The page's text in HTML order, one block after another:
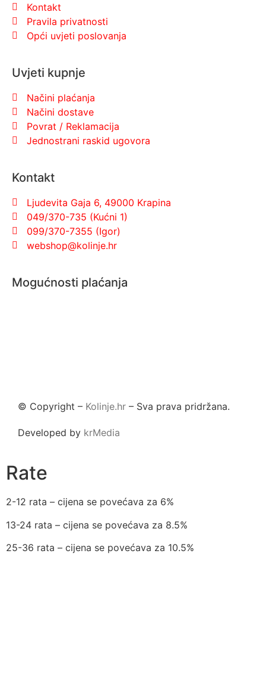
Kontakt
Pravila privatnosti
Opći uvjeti poslovanja
Uvjeti kupnje
Načini plaćanja
Načini dostave
Povrat / Reklamacija
Jednostrani raskid ugovora
Kontakt
Ljudevita Gaja 6, 49000 Krapina
049/370-735 (Kućni 1)
099/370-7355 (Igor)
webshop@kolinje.hr
Mogućnosti plaćanja
© Copyright – Kolinje.hr – Sva prava pridržana.
Developed by krMedia
Rate
2-12 rata – cijena se povećava za 6%
13-24 rata – cijena se povećava za 8.5%
25-36 rata – cijena se povećava za 10.5%